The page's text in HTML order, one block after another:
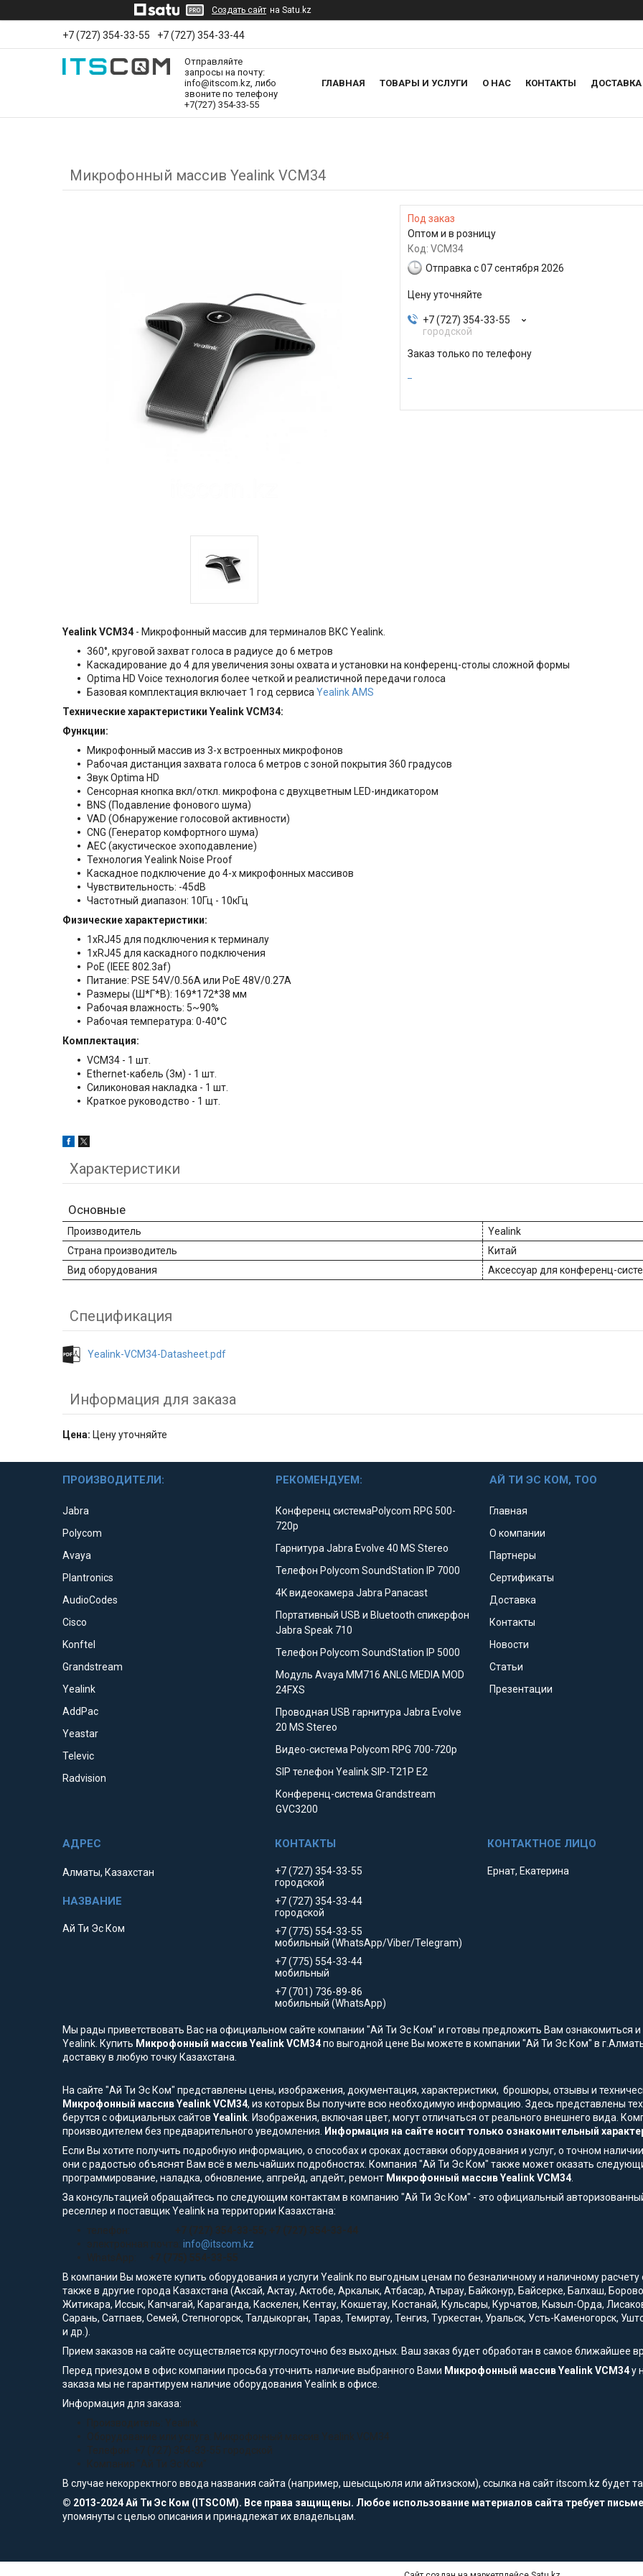
Создать сайт на Satu.kz
+7 (727) 354-33-55 +7 (727) 354-33-44
Отправляйте
запросы на почту:
info@itscom.kz, либо
звоните по телефону
+7(727) 354-33-55
ГЛАВНАЯ ТОВАРЫ И УСЛУГИ О НАС КОНТАКТЫ
Микрофонный массив Yealink VCM34
Под заказ
Оптом и в розницу
Код: VCM34
Отправка с 07 сентября 2026
Цену уточняйте
+7 (727) 354-33-55
городской
Заказ только по телефону
Yealink VCM34 - Микрофонный массив для терминалов ВКС Yealink.
360°, круговой захват голоса в радиусе до 6 метров
Каскадирование до 4 для увеличения зоны охвата и установки на конференц-столы сложной формы
Optima HD Voice технология более четкой и реалистичной передачи голоса
Базовая комплектация включает 1 год сервисаYealink AMS
Технические характеристики Yealink VCM34:
Функции:
Микрофонный массив из 3-х встроенных микрофонов
Рабочая дистанция захвата голоса 6 метров с зоной покрытия 360 градусов
Звук Optima HD
Сенсорная кнопка вкл/откл. микрофона с двухцветным LED-индикатором
BNS (Подавление фонового шума)
VAD (Обнаружение голосовой активности)
CNG (Генератор комфортного шума)
AEC (акустическое эхоподавление)
Технология Yealink Noise Proof
Каскадное подключение до 4-х микрофонных массивов
Чувствительность: -45dB
Частотный диапазон: 10Гц - 10кГц
Физические характеристики:
1xRJ45 для подключения к терминалу
1xRJ45 для каскадного подключения
PoE (IEEE 802.3af)
Питание: PSE 54V/0.56A или PoE 48V/0.27A
Размеры (Ш*Г*В): 169*172*38 мм
Рабочая влажность: 5~90%
Рабочая температура: 0-40°C
Комплектация:
VCM34 - 1 шт.
Ethernet-кабель (3м) - 1 шт.
Силиконовая накладка - 1 шт.
Краткое руководство - 1 шт.
Характеристики
Основные
Производитель
Yealink
Страна производитель
Китай
Вид оборудования
Аксессуар для конференц-
Спецификация
Yealink-VCM34-Datasheet.pdf
Информация для заказа
Цена: Цену уточняйте
ПРОИЗВОДИТЕЛИ:
Jabra
Polycom
Avaya
Plantronics
AudioCodes
Cisco
Konftel
Grandstream
Yealink
AddPac
Yeastar
Televic
Radvision
РЕКОМЕНДУЕМ:
Конференц системаPolycom RPG 500-
720p
Гарнитура Jabra Evolve 40 MS Stereo
Телефон Polycom SoundStation IP 7000
4K видеокамера Jabra Panacast
Портативный USB и Bluetooth спикерфон
Jabra Speak 710
Телефон Polycom SoundStation IP 5000
Модуль Avaya MM716 ANLG MEDIA MOD
24FXS
Проводная USB гарнитура Jabra Evolve
20 MS Stereo
Видео-система Polycom RPG 700-720p
SIP телефон Yealink SIP-T21P E2
Конференц-система Grandstream
GVC3200
АЙ ТИ ЭС КОМ, ТОО
Главная
О компании
Партнеры
Сертификаты
Доставка
Контакты
Новости
Статьи
Презентации
Алматы, Казахстан
Ай Ти Эс Ком
+7 (727) 354-33-55
городской
+7 (727) 354-33-44
городской
+7 (775) 554-33-55
мобильный (WhatsApp/Viber/Telegram)
+7 (775) 554-33-44
мобильный
+7 (701) 736-89-86
мобильный (WhatsApp)
Ернат, Екатерина
Мы рады приветствовать Вас на официальном сайте компании "Ай Ти Эс Ком" и готовы предложить Вам ознакомиться и
Yealink. Купить Микрофонный массив Yealink VCM34по выгодной цене Вы можете в компании "Ай Ти Эс Ком" в
доставку в любую точку Казахстана.
На сайте "Ай Ти Эс Ком" представлены цены, изображения, документация, характеристики, брошюры, отзывы и
Микрофонный массив Yealink VCM34, из которых Вы получите всю необходимую информацию. Здесь представлены
берутся с официальных сайтов Yealink. Изображения, включая цвет, могут отличаться от реального внешнего вида.
производителем без предварительного уведомления. Информация на сайте носит только ознакомительный
Если Вы хотите получить подробную информацию, о способах и сроках доставки оборудования и услуг, о точном
они с радостью объяснят Вам всё в мельчайших подробностях. Компания "Ай Ти Эс Ком" также может оказать
программирование, наладка, обновление, апгрейд, апдейт, ремонт Микрофонный массив Yealink VCM34.
За консультацией обращайтесь по следующим контактам в компанию "Ай Ти Эс Ком" - это официальный
реселлер и поставщик Yealink на территории Казахстана:
телефон:
+7 (727) 354-33-55; +7 (727) 354-33-44
электронная почта: info@itscom.kz
WhatsApp: +7 (775) 554-33-55
В компании Вы можете купить оборудования и услуги Yealink по выгодным ценам по безналичному и наличному расчету
также в другие города Казахстана (Аксай, Актау, Актобе, Аркалык, Атбасар, Атырау, Байконур, Байсерке, Балхаш,
Житикара, Иссык, Капчагай, Караганда, Каскелен, Кентау, Кокшетау, Костанай, Кульсары, Курчатов, Кызыл-Орда,
Сарань, Сатпаев, Семей, Степногорск, Талдыкорган, Тараз, Темиртау, Тенгиз, Туркестан, Уральск, Усть-Каменогорск,
и др.).
Прием заказов на сайте осуществляется круглосуточно без выходных. Ваш заказ будет обработан в самое ближайшее
Перед приездом в офис компании просьба уточнить наличие выбранного Вами Микрофонный массив Yealink VCM34у
заказа мы не гарантируем наличие оборудования Yealink в офисе.
Информация для заказа:
Производитель: Yealink
Оборудование или услуга: Микрофонный массив Yealink VCM34
Телефон: +7 (727) 354-33-55 городской
Компания "Ай Ти Эс Ком"
В случае некорректного ввода названия сайта (например, шеысщьюля или айтиэском), ссылка на сайт itscom.kz будет
© 2013-2024 Ай Ти Эс Ком (ITSCOM). Все права защищены. Любое использование материалов сайта требует
упомянуты с целью описания и принадлежат их владельцам.